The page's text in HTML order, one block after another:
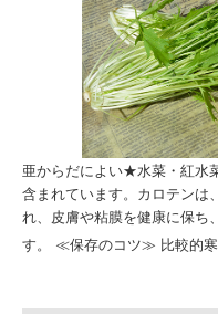
亜からだによい★水菜・紅水
含まれています。カロテンは
れ、皮膚や粘膜を健康に保ち
す。 ≪保存のコツ≫ 比較的